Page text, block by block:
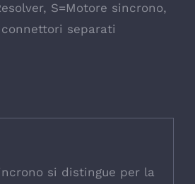
, S=Motore sincrono,
connettori separati
si distingue per la